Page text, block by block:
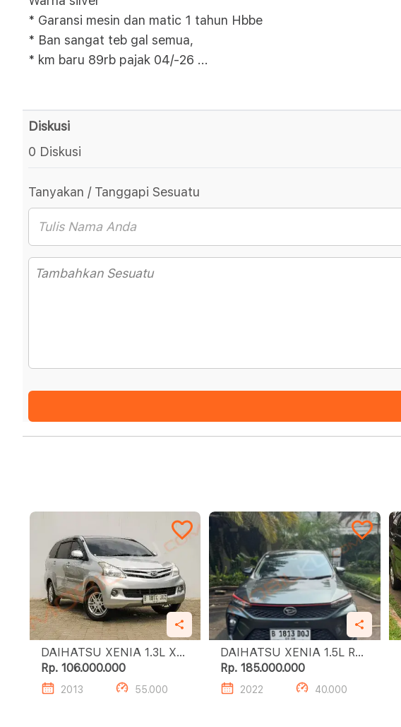
* Garansi mesin dan matic 1 tahun Hbbe
* Ban sangat teb gal semua,
* km baru 89rb pajak 04/-26 ...
Diskusi
0 Diskusi
Tanyakan / Tanggapi Sesuatu
DAIHATSU XENIA 1.3L X
A/T
Rp. 106.000.000
2013 55.000
DAIHATSU XENIA 1.5L R
DELUXE A/T
Rp. 185.000.000
2022 40.000